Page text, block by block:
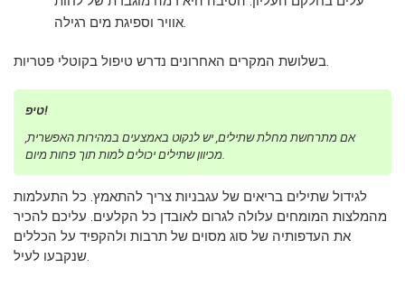
אוויר וספיגת מים רגילה.
בשלושת המקרים האחרונים נדרש טיפול בקוטלי פטריות.
טיפ!
אם מתרחשת מחלת שתילים, יש לנקוט באמצעים במהירות האפשרית,
מכיוון שתילים יכולים למות תוך פחות מיום.
לגידול שתילים בריאים של עגבניות צריך להתאמץ. כל התעלמות
מהמלצות המומחים עלולה לגרום לאובדן כל הקלעים. עליכם להכיר
את העדפותיה של סוג מסוים של תרבות ולהקפיד על הכללים
שנקבעו לעיל.